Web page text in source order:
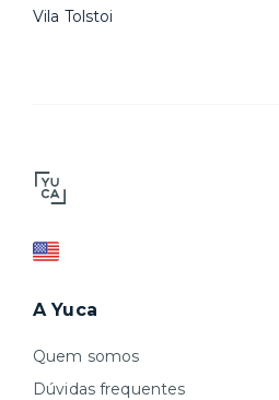
Vila Tolstoi
A Yuca
Quem somos
Dúvidas frequentes